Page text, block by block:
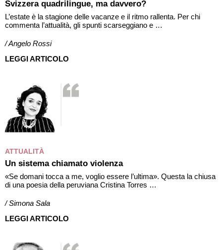
Svizzera quadrilingue, ma davvero?
L’estate è la stagione delle vacanze e il ritmo rallenta. Per chi
commenta l’attualità, gli spunti scarseggiano e …
/ Angelo Rossi
LEGGI ARTICOLO
ATTUALITÀ
Un sistema chiamato violenza
«Se domani tocca a me, voglio essere l’ultima». Questa la chiusa
di una poesia della peruviana Cristina Torres …
/ Simona Sala
LEGGI ARTICOLO